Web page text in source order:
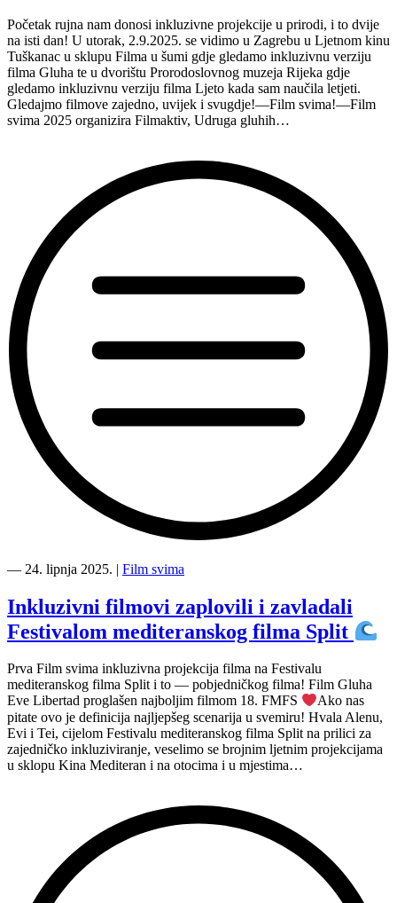
Medijateci
—
Gluha,
r.
Eva
Libertad”
Početak rujna nam donosi inkluzivne projekcije u prirodi, i to dvije
na isti dan! U utorak, 2.9.2025. se vidimo u Zagrebu u Ljetnom kinu
Tuškanac u sklupu Filma u šumi gdje gledamo inkluzivnu verziju
filma Gluha te u dvorištu Prorodoslovnog muzeja Rijeka gdje
gledamo inkluzivnu verziju filma Ljeto kada sam naučila letjeti.
Gledajmo filmove zajedno, uvijek i svugdje!—Film svima!—Film
svima 2025 organizira Filmaktiv, Udruga gluhih…
svima
prirodi
—
Ljetno
Tuškanac
i
Prirodoslovni
muzej
Rijeka”
― 24. lipnja 2025. | Film svima
Inkluzivni filmovi zaplovili i zavladali
Festivalom mediteranskog filma Split
Prva Film svima inkluzivna projekcija filma na Festivalu
mediteranskog filma Split i to — pobjedničkog filma! Film Gluha
Eve Libertad proglašen najboljim filmom 18. FMFS
Ako nas
pitate ovo je definicija najljepšeg scenarija u svemiru! Hvala Alenu,
Evi i Tei, cijelom Festivalu mediteranskog filma Split na prilici za
zajedničko inkluziviranje, veselimo se brojnim ljetnim projekcijama
u sklopu Kina Mediteran i na otocima i u mjestima…